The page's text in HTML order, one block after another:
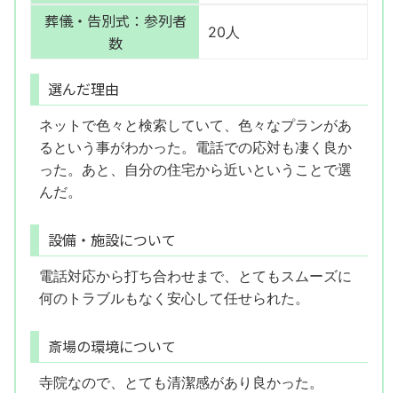
葬儀・告別式：参列者
数
20人
選んだ理由
ネットで色々と検索していて、色々なプランがあ
るという事がわかった。電話での応対も凄く良か
った。あと、自分の住宅から近いということで選
んだ。
設備・施設について
電話対応から打ち合わせまで、とてもスムーズに
何のトラブルもなく安心して任せられた。
斎場の環境について
寺院なので、とても清潔感があり良かった。